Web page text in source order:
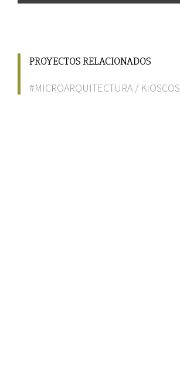
PROYECTOS RELACIONADOS
#MICROARQUITECTURA / KIOSCOS